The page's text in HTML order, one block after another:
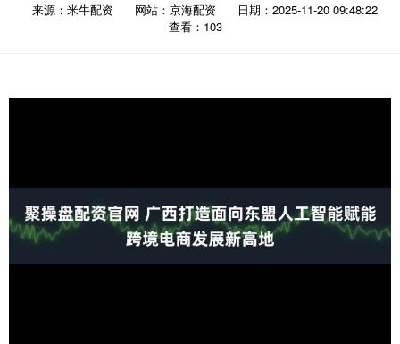
来源：米牛配资 网站：京海配资
日期：2025-11-20 09:48:22
查看：103